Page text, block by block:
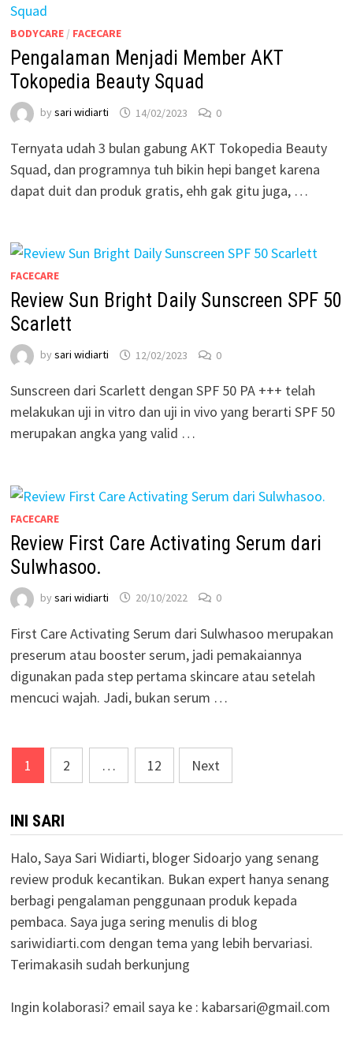
BODYCARE/ FACECARE
Pengalaman Menjadi Member AKT
Tokopedia Beauty Squad
by sari widiarti 14/02/2023 0
Ternyata udah 3 bulan gabung AKT Tokopedia Beauty
Squad, dan programnya tuh bikin hepi banget karena
dapat duit dan produk gratis, ehh gak gitu juga, …
FACECARE
Review Sun Bright Daily Sunscreen SPF 50
Scarlett
by sari widiarti 12/02/2023 0
Sunscreen dari Scarlett dengan SPF 50 PA +++ telah
melakukan uji in vitro dan uji in vivo yang berarti SPF 50
merupakan angka yang valid …
FACECARE
Review First Care Activating Serum dari
Sulwhasoo.
by sari widiarti 20/10/2022 0
First Care Activating Serum dari Sulwhasoo merupakan
preserum atau booster serum, jadi pemakaiannya
digunakan pada step pertama skincare atau setelah
mencuci wajah. Jadi, bukan serum …
Posts
pagination
1 2 … 12 Next
INI SARI
Halo, Saya Sari Widiarti, bloger Sidoarjo yang senang
review produk kecantikan. Bukan expert hanya senang
berbagi pengalaman penggunaan produk kepada
pembaca. Saya juga sering menulis di blog
sariwidiarti.com dengan tema yang lebih bervariasi.
Terimakasih sudah berkunjung
Ingin kolaborasi? email saya ke : kabarsari@gmail.com